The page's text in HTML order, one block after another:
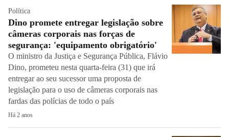
Política
Dino promete entregar legislação sobre
câmeras corporais nas forças de
segurança: 'equipamento obrigatório'
O ministro da Justiça e Segurança Pública, Flávio
Dino, prometeu nesta quarta-feira (31) que irá
entregar ao seu sucessor uma proposta de
legislação para o uso de câmeras corporais nas
fardas das polícias de todo o país
Há 2 anos